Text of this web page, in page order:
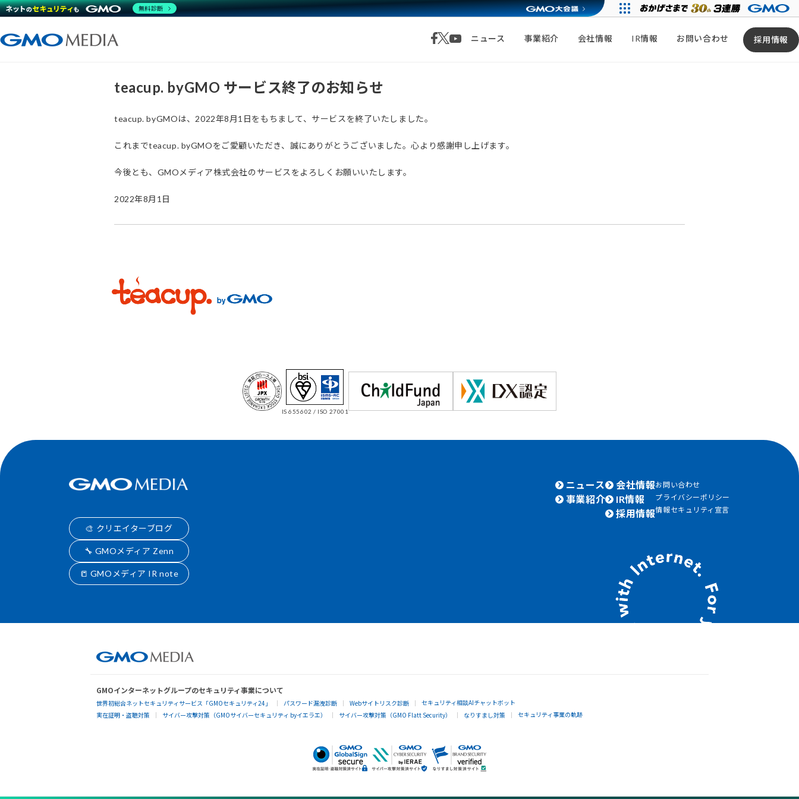
ニュース 事業紹介 会社情報 IR情報 お問い合わせ 採用情報
teacup. byGMO サービス終了のお知らせ
teacup. byGMOは、2022年8月1日をもちまして、サービスを終了いたしました。
これまでteacup. byGMOをご愛顧いただき、誠にありがとうございました。心より感謝申し上げます。
今後とも、GMOメディア株式会社のサービスをよろしくお願いいたします。
2022年8月1日
IS 655602 / ISO 27001
🎨 クリエイターブログ
🔧 GMOメディア Zenn
📒 GMOメディア IR note
ニュース
事業紹介
会社情報
IR情報
採用情報
お問い合わせ
プライバシーポリシー
情報セキュリティ宣言
GMOインターネットグループのセキュリティ事業について
世界初総合ネットセキュリティサービス「GMOセキュリティ24」 パスワード漏洩診断 Webサイトリスク診断
セキュリティ相談AIチャットボット
実在証明・盗聴対策
サイバー攻撃対策（GMOサイバーセキュリティ byイエラエ） サイバー攻撃対策（GMO Flatt Security） なりすまし対策 セキュリティ事業の軌跡
無料診断